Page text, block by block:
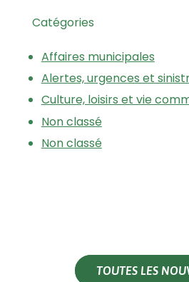
Catégories
Affaires municipales
Alertes, urgences et
Culture, loisirs et vie
Non classé
Non classé
TOUTES LES